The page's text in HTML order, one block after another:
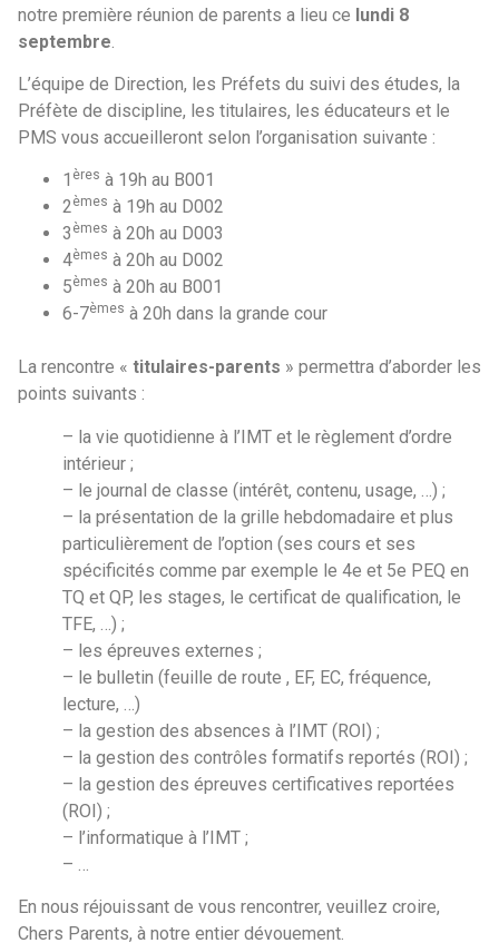
notre première réunion de parents a lieu ce lundi 8
septembre
L’équipe de Direction, les Préfets du suivi des études, la
Préfète de discipline, les titulaires, les éducateurs et le
PMS vous accueilleront selon l’organisation suivante :
1 ères à 19h au B001
2èmes à 19h au D002
3 èmes à 20h au D003
4èmes à 20h au D002
5èmes à 20h au B001
6-7èmes à 20h dans la grande cour
La rencontre « titulaires-parents » permettra d’aborder les
points suivants :
– la vie quotidienne à l’IMT et le règlement d’ordre
intérieur ;
– le journal de classe (intérêt, contenu, usage, …) ;
– la présentation de la grille hebdomadaire et plus
particulièrement de l’option (ses cours et ses
spécificités comme par exemple le 4e et 5e PEQ en
TQ et QP, les stages, le certificat de qualification, le
TFE, …) ;
– les épreuves externes ;
– le bulletin (feuille de route , EF, EC, fréquence,
lecture, …)
– la gestion des absences à l’IMT (ROI) ;
– la gestion des contrôles formatifs reportés (ROI) ;
– la gestion des épreuves certificatives reportées
(ROI) ;
– l’informatique à l’IMT ;
– …
En nous réjouissant de vous rencontrer, veuillez croire,
Chers Parents, à notre entier dévouement.